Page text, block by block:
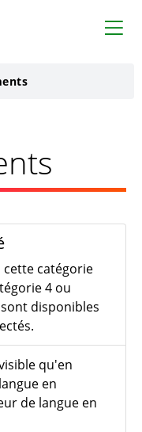
cette catégorie
4 ou
disponibles
qu'en
en
de langue en